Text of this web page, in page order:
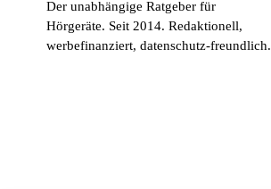
Der unabhängige Ratgeber für
Hörgeräte. Seit 2014. Redaktionell,
werbefinanziert, datenschutz-freundlich.